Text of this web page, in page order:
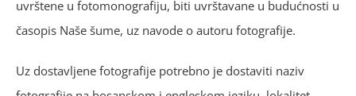
uvrštene u fotomonografiju, biti uvrštavane u budućnosti u
časopis Naše šume, uz navode o autoru fotografije.
Uz dostavljene fotografije potrebno je dostaviti naziv